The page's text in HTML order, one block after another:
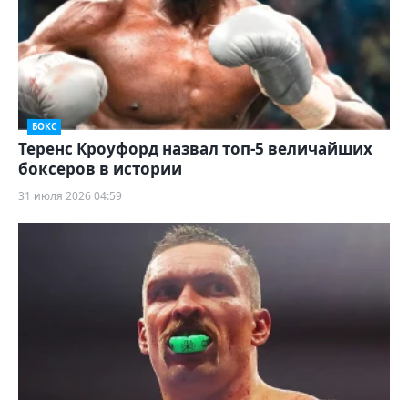
БОКС
Теренс Кроуфорд назвал топ-5 величайших
боксеров в истории
31 июля 2026 04:59